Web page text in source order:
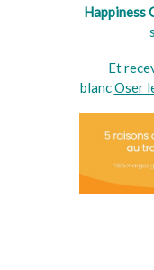
Happiness
Et
blancOser